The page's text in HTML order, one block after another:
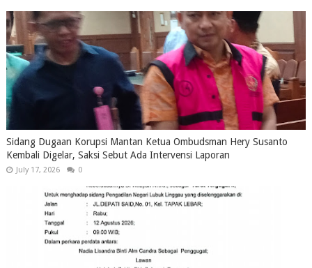
Sidang Dugaan Korupsi Mantan Ketua Ombudsman Hery Susanto
Kembali Digelar, Saksi Sebut Ada Intervensi Laporan
July 17, 2026 0